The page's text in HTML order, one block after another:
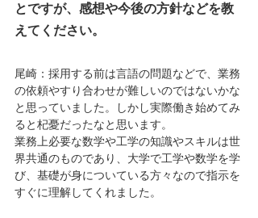
とですが、感想や今後の方針などを教
えてください。
尾崎：採用する前は言語の問題などで、業務
の依頼やすり合わせが難しいのではないかな
と思っていました。しかし実際働き始めてみ
ると杞憂だったなと思います。
業務上必要な数学や工学の知識やスキルは世
界共通のものであり、大学で工学や数学を学
び、基礎が身についている方々なので指示を
すぐに理解してくれました。